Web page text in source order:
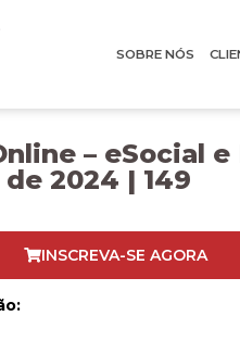
SOBRE NÓS
– eSocial
2024 | 149
INSCREVA-SE AGORA